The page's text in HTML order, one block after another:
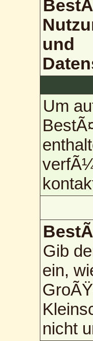
und
Um
Gib
ein,
nicht